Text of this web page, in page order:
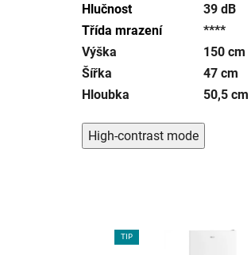
Hlučnost
39 dB
Třída mrazení
****
Výška
150 cm
Šířka
47 cm
Hloubka
50,5 cm
High-contrast mode
TIP